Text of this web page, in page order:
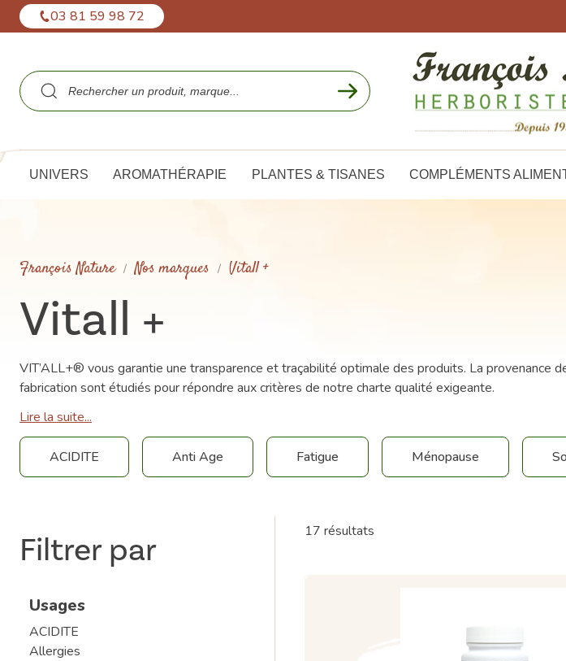
03 81 59 98 72
UNIVERS AROMATHÉRAPIE PLANTES & TISANES COMPLÉMENTS
François Nature Nos marques Vitall +
Vitall +
VIT’ALL+® vous garantie une transparence et traçabilité optimale des produits. La
fabrication sont étudiés pour répondre aux critères de notre charte qualité exigeante.
Lire la suite...
ACIDITE Anti Age Fatigue Ménopause
Filtrer par
Usages
ACIDITE
Allergies
17 résultats
Panneau de gestion des cookies